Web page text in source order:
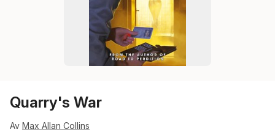
Quarry's War
Av Max Allan Collins